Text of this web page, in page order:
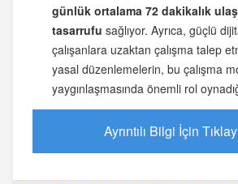
günlük ortalama 72 dakikalık
tasarrufu sağlıyor. Ayrıca, güçlü
çalışanlara uzaktan çalışma talep
yasal düzenlemelerin, bu çalışma
yaygınlaşmasında önemli rol
Ayrıntılı Bilgi İçin